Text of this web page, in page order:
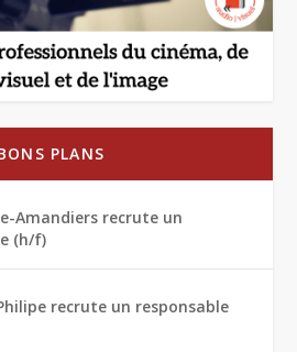
PLANS
Amandiers recrute un
(h/f)
recrute un responsable